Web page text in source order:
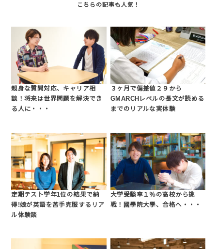
親身な質問対応、キャリア相
談！将来は世界問題を解決でき
る人に・・・
３ヶ月で偏差値２９から
GMARCHレベルの長文が読める
までのリアルな実体験
定期テスト学年1位の結果で納
得!娘が英語を苦手克服するリア
ル体験談
大学受験率１％の高校から挑
戦！國學院大學、合格へ・・・